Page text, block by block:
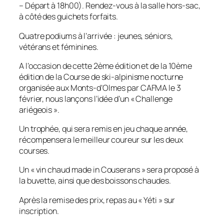
– Départ à 18h00). Rendez-vous à la salle hors-sac,
à côté des guichets forfaits.
Quatre podiums à l’arrivée : jeunes, séniors,
vétérans et féminines.
A l’occasion de cette 2ème édition et de la 10ème
édition de la Course de ski-alpinisme nocturne
organisée aux Monts-d’Olmes par CAFMA le 3
février, nous lançons l’idée d’un « Challenge
ariégeois ».
Un trophée, qui sera remis en jeu chaque année,
récompensera le meilleur coureur sur les deux
courses.
Un « vin chaud made in Couserans » sera proposé à
la buvette, ainsi que des boissons chaudes.
Après la remise des prix, repas au « Yéti » sur
inscription.